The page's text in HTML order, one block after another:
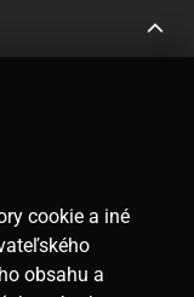
cookie a iné
obsahu a